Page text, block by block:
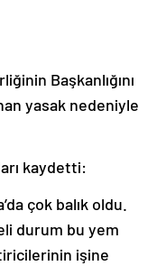
Başkanlığını
yasak nedeniyle
kaydetti:
çok balık oldu.
durum bu yem
işine